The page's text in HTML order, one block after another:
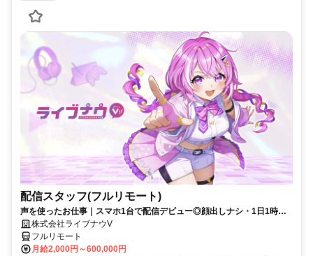
配信スタッフ(フルリモート)
声を使ったお仕事｜スマホ1台で配信デビュー◎顔出しナシ・1日1時間
～OK♪
株式会社ライブナウV
フルリモート
月給2,000円～600,000円